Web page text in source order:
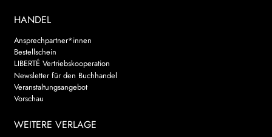
HANDEL
Ansprechpartner*innen
Bestellschein
LIBERTÉ Vertriebskooperation
Newsletter für den Buchhandel
Veranstaltungsangebot
Vorschau
WEITERE VERLAGE